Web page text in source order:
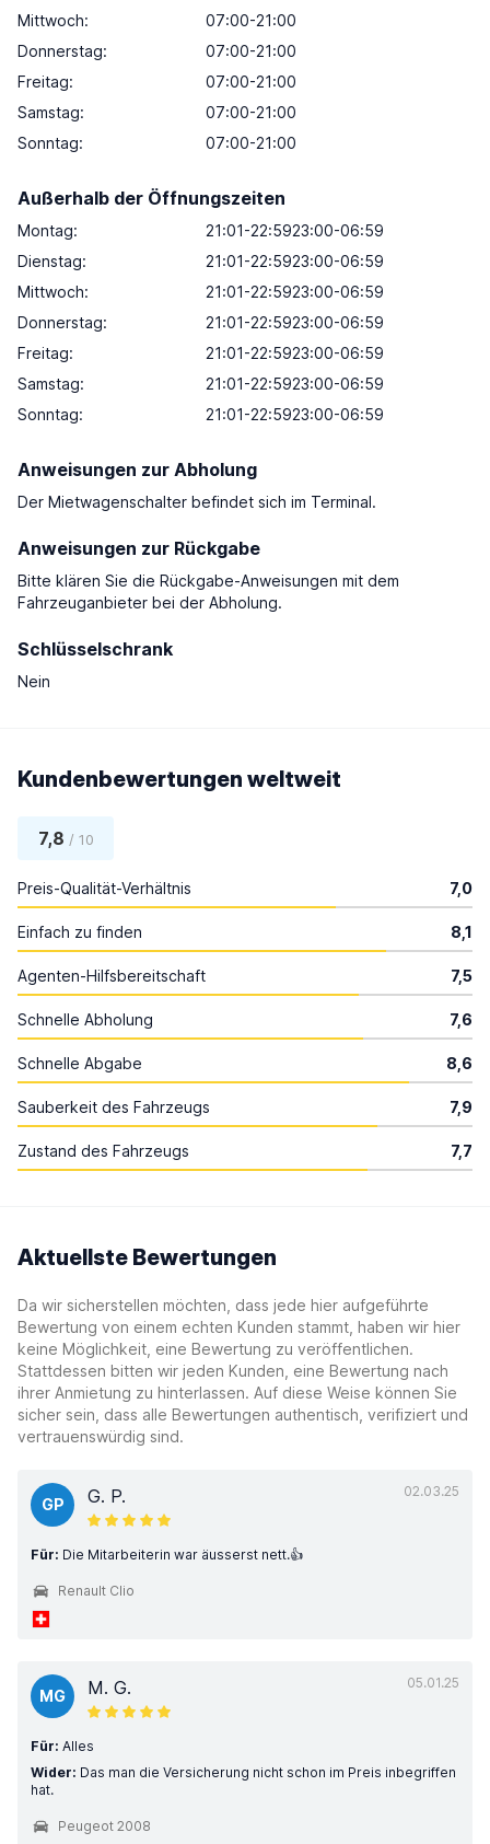
Mittwoch:
07:00-21:00
Donnerstag:
07:00-21:00
Freitag:
07:00-21:00
Samstag:
07:00-21:00
Sonntag: 07:00-21:00
Außerhalb der Öffnungszeiten
Montag:
21:01-22:5923:00-06:59
Dienstag:
21:01-22:5923:00-06:59
Mittwoch:
21:01-22:5923:00-06:59
Donnerstag:
21:01-22:5923:00-06:59
Freitag:
21:01-22:5923:00-06:59
Samstag:
21:01-22:5923:00-06:59
Sonntag:
21:01-22:5923:00-06:59
Anweisungen zur Abholung
Der Mietwagenschalter befindet sich im Terminal.
Anweisungen zur Rückgabe
Bitte klären Sie die Rückgabe-Anweisungen mit dem
Fahrzeuganbieter bei der Abholung.
Schlüsselschrank
Nein
Kundenbewertungen weltweit
7,8 / 10
Preis-Qualität-Verhältnis 7,0
Einfach zu finden 8,1
Agenten-Hilfsbereitschaft 7,5
Schnelle Abholung 7,6
Schnelle Abgabe 8,6
Sauberkeit des Fahrzeugs 7,9
Zustand des Fahrzeugs 7,7
Aktuellste Bewertungen
Da wir sicherstellen möchten, dass jede hier aufgeführte
Bewertung von einem echten Kunden stammt, haben wir hier
keine Möglichkeit, eine Bewertung zu veröffentlichen.
Stattdessen bitten wir jeden Kunden, eine Bewertung nach
ihrer Anmietung zu hinterlassen. Auf diese Weise können Sie
sicher sein, dass alle Bewertungen authentisch, verifiziert und
vertrauenswürdig sind.
02.03.25
GP G. P.
Für: Die Mitarbeiterin war äusserst nett.👍
Renault Clio
05.01.25
MG M. G.
Für: Alles
Wider: Das man die Versicherung nicht schon im Preis inbegriffen
hat.
Peugeot 2008